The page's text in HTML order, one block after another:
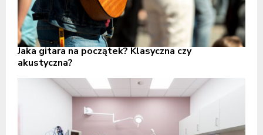
Jaka gitara na początek? Klasyczna czy
akustyczna?